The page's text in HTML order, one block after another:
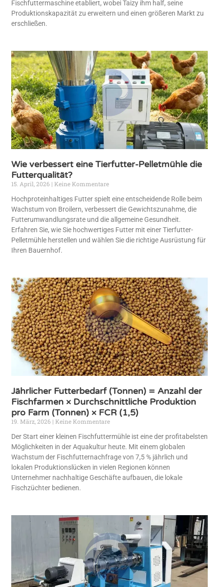
Fischfuttermaschine etabliert, wobei Taizy ihm half, seine
Produktionskapazität zu erweitern und einen größeren Markt zu
erschließen.
Wie verbessert eine Tierfutter-Pelletmühle die
Futterqualität?
15. April, 2026
Keine Kommentare
Hochproteinhaltiges Futter spielt eine entscheidende Rolle beim
Wachstum von Broilern, verbessert die Gewichtszunahme, die
Futterumwandlungsrate und die allgemeine Gesundheit.
Erfahren Sie, wie Sie hochwertiges Futter mit einer Tierfutter-
Pelletmühle herstellen und wählen Sie die richtige Ausrüstung für
Ihren Bauernhof.
Jährlicher Futterbedarf (Tonnen) = Anzahl der
Fischfarmen × Durchschnittliche Produktion
pro Farm (Tonnen) × FCR (1,5)
19. März, 2026
Keine Kommentare
Der Start einer kleinen Fischfuttermühle ist eine der profitabelsten
Möglichkeiten in der Aquakultur heute. Mit einem globalen
Wachstum der Fischfutternachfrage von 7,5 % jährlich und
lokalen Produktionslücken in vielen Regionen können
Unternehmer nachhaltige Geschäfte aufbauen, die lokale
Fischzüchter bedienen.